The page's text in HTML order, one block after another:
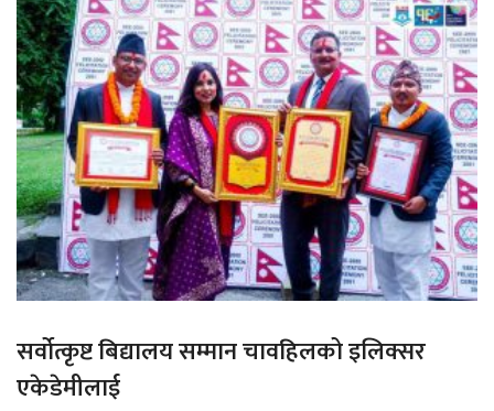
सर्वोत्कृष्ट बिद्यालय सम्मान चावहिलको इलिक्सर
एकेडेमीलाई